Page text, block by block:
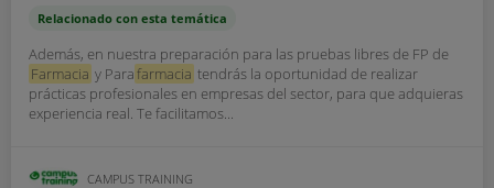
Relacionado con esta temática
Además, en nuestra preparación para las pruebas libres de FP de
Farmacia y Parafarmacia tendrás la oportunidad de realizar
prácticas profesionales en empresas del sector, para que adquieras
experiencia real. Te facilitamos...
CAMPUS TRAINING